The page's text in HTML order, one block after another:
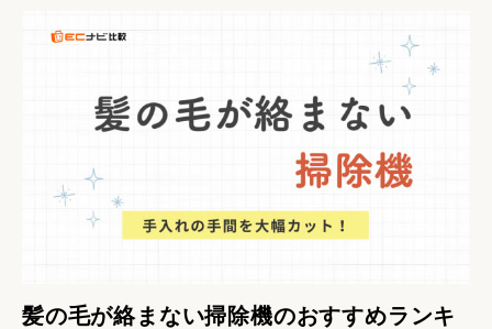
髪の毛が絡まない掃除機のおすすめランキ